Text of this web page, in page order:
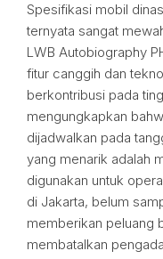
Spesifikasi mobil
ternyata sangat
LWB Autobiography
fitur canggih dan
berkontribusi pada
mengungkapkan
dijadwalkan pada
yang menarik adalah
digunakan untuk
di Jakarta, belum
memberikan peluang
membatalkan